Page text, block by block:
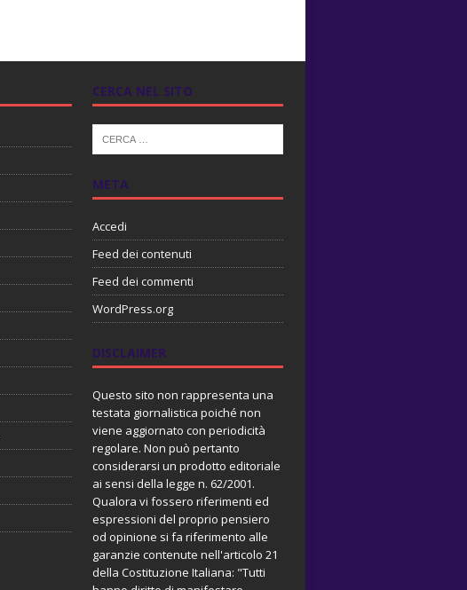
CERCA NEL SITO
META
Accedi
Feed dei contenuti
Feed dei commenti
WordPress.org
DISCLAIMER
Questo sito non rappresenta una
testata giornalistica poiché non
viene aggiornato con periodicità
regolare. Non può pertanto
considerarsi un prodotto editoriale
ai sensi della legge n. 62/2001.
Qualora vi fossero riferimenti ed
espressioni del proprio pensiero
od opinione si fa riferimento alle
garanzie contenute nell'articolo 21
della Costituzione Italiana: "Tutti